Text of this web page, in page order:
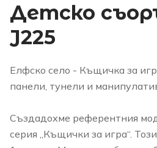
Детско
J225
Елфско село - Къщичка за
панели, тунели и
Създадохме референтния
серия „Къщички за игра“.